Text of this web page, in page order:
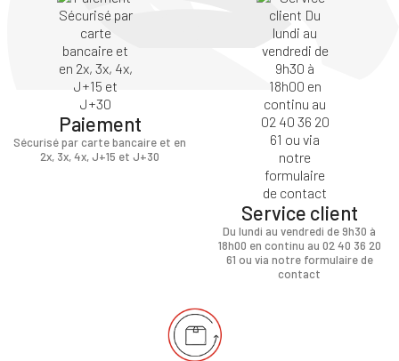
Paiement
Sécurisé par carte bancaire et en
2x, 3x, 4x, J+15 et J+30
Service client
Du lundi au vendredi de 9h30 à
18h00 en continu au 02 40 36 20
61 ou via notre formulaire de
contact